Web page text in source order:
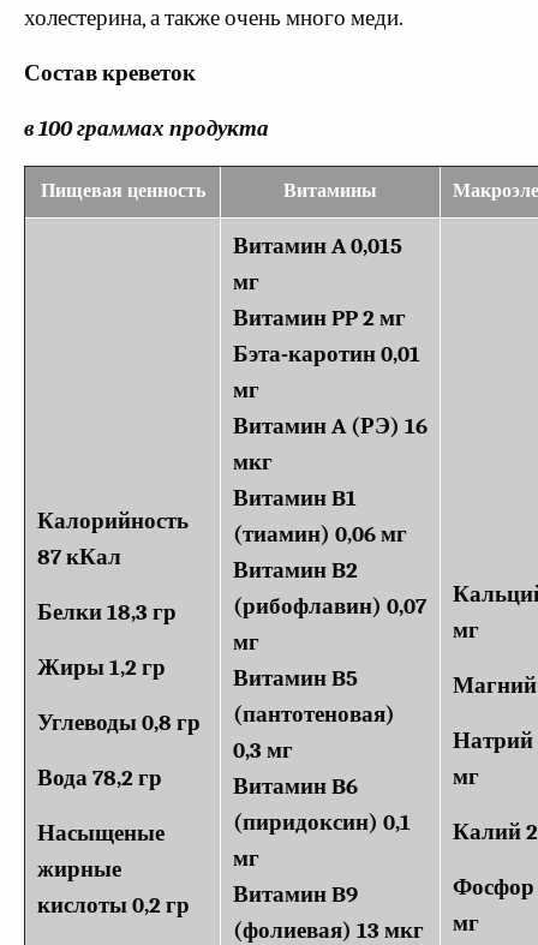
холестерина, а также очень много меди.
Состав креветок
в 100 граммах продукта
Пищевая ценность Витамины
Калорийность
87 кКал
Белки 18,3 гр
Жиры 1,2 гр
Углеводы 0,8 гр
Вода 78,2 гр
Насыщеные
жирные
кислоты 0,2 гр
Витамин A 0,015
мг
Витамин PP 2 мг
Бэта-каротин 0,01
мг
Витамин A (РЭ) 16
мкг
Витамин B1
(тиамин) 0,06 мг
Витамин B2
(рибофлавин) 0,07
мг
Витамин B5
(пантотеновая)
0,3 мг
Витамин B6
(пиридоксин) 0,1
мг
Витамин B9
(фолиевая) 13 мкг
мг
Магний
Натрий
мг
Калий
Фосфор
мг